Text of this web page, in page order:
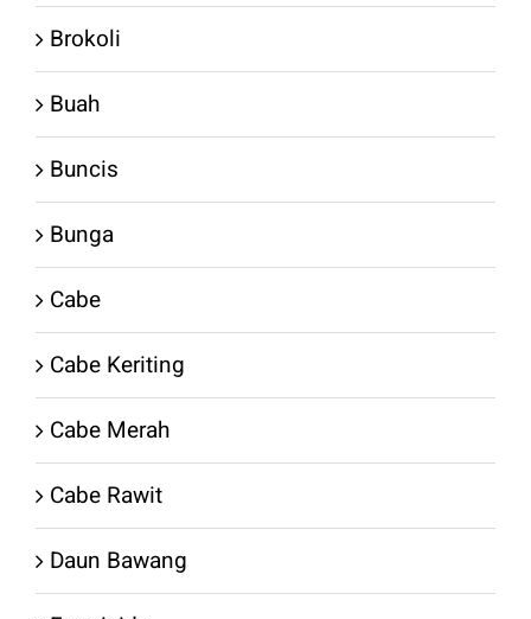
Brokoli
Buah
Buncis
Bunga
Cabe
Cabe Keriting
Cabe Merah
Cabe Rawit
Daun Bawang